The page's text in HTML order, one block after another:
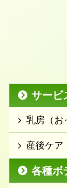
サービ
乳房（お
産後ケア
各種ボ